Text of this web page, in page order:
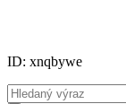
ID: xnqbywe